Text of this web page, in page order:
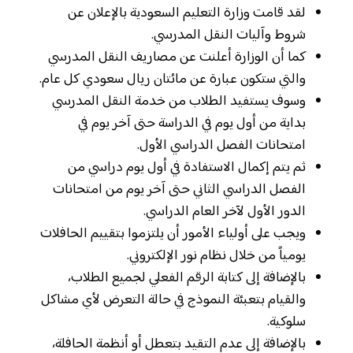
لقد قامت وزارة التعليم السعودية بالإعلان عن
شروط وآليات النقل المدرسي.
كما أن الوزارة أعلنت عن مصاريف النقل المدرسي
والتي ستكون عبارة عن مائتان ريال سعودي كل عام.
وسوف يستفيد الطلاب من خدمة النقل المدرسي
بداية من أول يوم في الدراسة حتى آخر يوم في
امتحانات الفصل الدراسي الأول.
ثم يتم إكمال الاستفادة في أول يوم دراسي من
الفصل الدراسي الثاني حتى آخر يوم من امتحانات
الدور الأول لآخر العام الدراسي.
ويجب على أولياء الأمور أن يلتزموا بتقييم الحافلات
يومياً من خلال نظام نور الإلكتروني.
بالإضافة إلى كتابة الرقم الفعلي لجميع الطلاب،
والقيام بتعبئة النموذج في حالة التعرض لأي مشاكل
سلوكية.
بالإضافة إلى عدم التقيد بتعطل أو أنظمة الحافلة،